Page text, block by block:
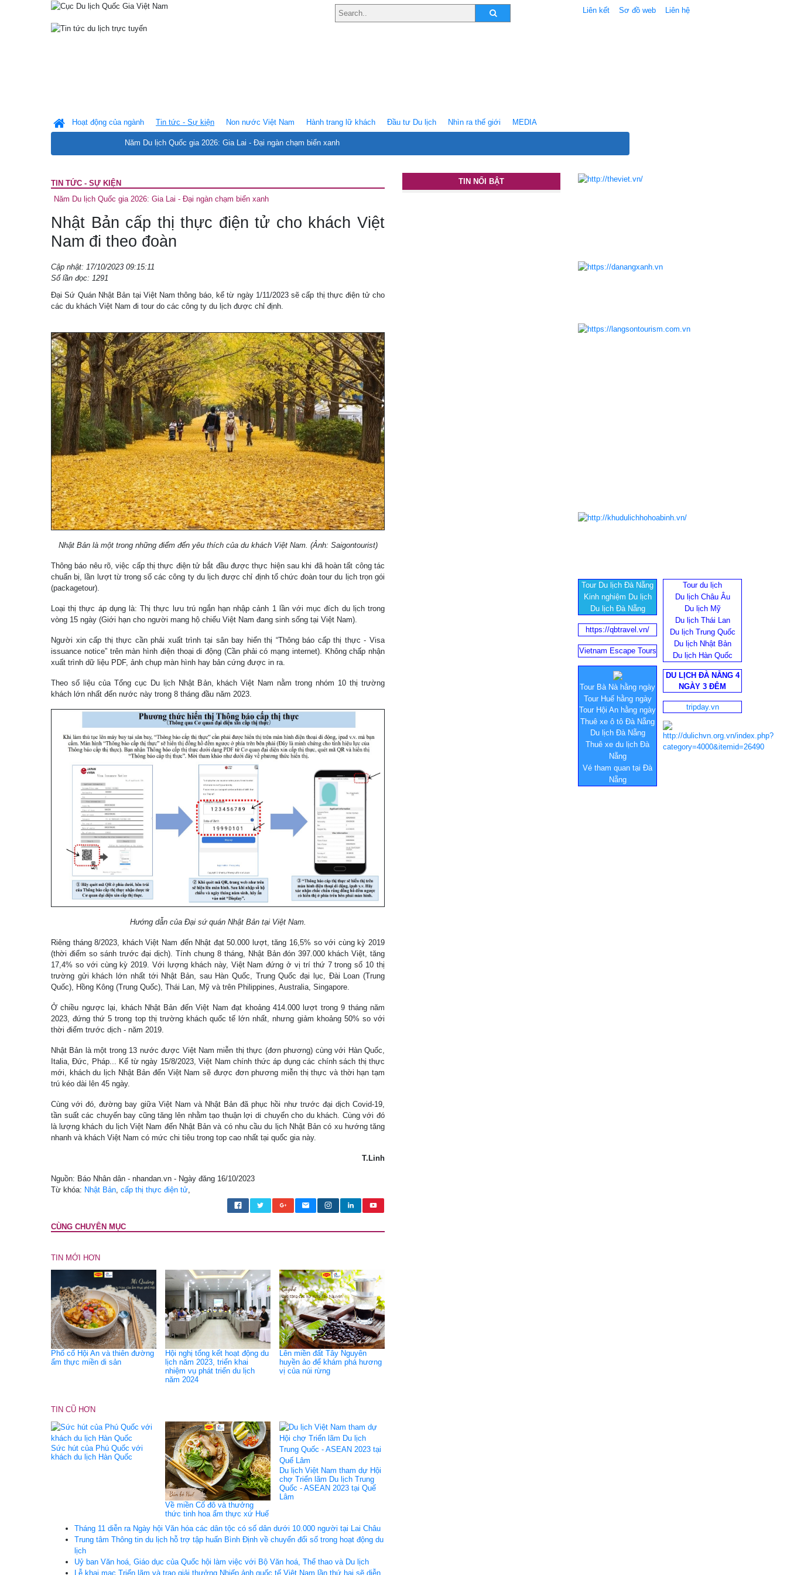
Liên kết Sơ đồ web Liên hệ
Hoạt động của ngành Tin tức - Sự kiện
Năm Du lịch Quốc gia 2026: Gia Lai - Đại ngàn chạm biển xanh
Non nước Việt Nam Hành trang lữ khách Ðầu tư Du lịch Nhìn ra thế giới MEDIA
TIN TỨC - SỰ KIỆN
Năm Du lịch Quốc gia 2026: Gia Lai - Đại ngàn chạm biển xanh
Nhật Bản cấp thị thực điện tử cho khách Việt
Nam đi theo đoàn
Cập nhật: 17/10/2023 09:15:11
Số lần đọc: 1291
Đại Sứ Quán Nhật Bản tại Việt Nam thông báo, kể từ ngày 1/11/2023 sẽ cấp thị thực điện tử cho
các du khách Việt Nam đi tour do các công ty du lịch được chỉ định.
Nhật Bản là một trong những điểm đến yêu thích của du khách Việt Nam. (Ảnh: Saigontourist)
Thông báo nêu rõ, việc cấp thị thực điện tử bắt đầu được thực hiện sau khi đã hoàn tất công tác
chuẩn bị, lần lượt từ trong số các công ty du lịch được chỉ định tổ chức đoàn tour du lịch trọn gói
(packagetour).
Loại thị thực áp dụng là: Thị thực lưu trú ngắn hạn nhập cảnh 1 lần với mục đích du lịch trong
vòng 15 ngày (Giới hạn cho người mang hộ chiếu Việt Nam đang sinh sống tại Việt Nam).
Người xin cấp thị thực cần phải xuất trình tại sân bay hiển thị “Thông báo cấp thị thực - Visa
issuance notice” trên màn hình điện thoại di động (Cần phải có mạng internet). Không chấp nhận
xuất trình dữ liệu PDF, ảnh chụp màn hình hay bản cứng được in ra.
Theo số liệu của Tổng cục Du lịch Nhật Bản, khách Việt Nam nằm trong nhóm 10 thị trường
khách lớn nhất đến nước này trong 8 tháng đầu năm 2023.
Hướng dẫn của Đại sứ quán Nhật Bản tại Việt Nam.
Riêng tháng 8/2023, khách Việt Nam đến Nhật đạt 50.000 lượt, tăng 16,5% so với cùng kỳ 2019
(thời điểm so sánh trước đại dịch). Tính chung 8 tháng, Nhật Bản đón 397.000 khách Việt, tăng
17,4% so với cùng kỳ 2019. Với lượng khách này, Việt Nam đứng ở vị trí thứ 7 trong số 10 thị
trường gửi khách lớn nhất tới Nhật Bản, sau Hàn Quốc, Trung Quốc đại lục, Đài Loan (Trung
Quốc), Hồng Kông (Trung Quốc), Thái Lan, Mỹ và trên Philippines, Australia, Singapore.
Ở chiều ngược lại, khách Nhật Bản đến Việt Nam đạt khoảng 414.000 lượt trong 9 tháng năm
2023, đứng thứ 5 trong top thị trường khách quốc tế lớn nhất, nhưng giảm khoảng 50% so với
thời điểm trước dịch - năm 2019.
Nhật Bản là một trong 13 nước được Việt Nam miễn thị thực (đơn phương) cùng với Hàn Quốc,
Italia, Đức, Pháp... Kể từ ngày 15/8/2023, Việt Nam chính thức áp dụng các chính sách thị thực
mới, khách du lịch Nhật Bản đến Việt Nam sẽ được đơn phương miễn thị thực và thời hạn tạm
trú kéo dài lên 45 ngày.
Cùng với đó, đường bay giữa Việt Nam và Nhật Bản đã phục hồi như trước đại dịch Covid-19,
tần suất các chuyến bay cũng tăng lên nhằm tạo thuận lợi di chuyển cho du khách. Cùng với đó
là lượng khách du lịch Việt Nam đến Nhật Bản và có nhu cầu du lịch Nhật Bản có xu hướng tăng
nhanh và khách Việt Nam có mức chi tiêu trong top cao nhất tại quốc gia này.
T.Linh
Nguồn: Báo Nhân dân - nhandan.vn - Ngày đăng 16/10/2023
Từ khóa: Nhật Bản, cấp thị thực điện tử,
CÙNG CHUYÊN MỤC
TIN MỚI HƠN
Phố cổ Hội An và thiên đường
ẩm thực miền di sản
Hội nghị tổng kết hoạt động du
lịch năm 2023, triển khai
nhiệm vụ phát triển du lịch
năm 2024
Lên miền đất Tây Nguyên
huyền ảo để khám phá hương
vị của núi rừng
TIN CŨ HƠN
Sức hút của Phú Quốc với
khách du lịch Hàn Quốc
Về miền Cố đô và thưởng
thức tinh hoa ẩm thực xứ Huế
Du lịch Việt Nam tham dự Hội
chợ Triển lãm Du lịch Trung
Quốc - ASEAN 2023 tại Quế
Lâm
Tháng 11 diễn ra Ngày hội Văn hóa các dân tộc có số dân dưới 10.000 người tại Lai Châu
Trung tâm Thông tin du lịch hỗ trợ tập huấn Bình Định về chuyển đổi số trong hoạt động du
lịch
Uỷ ban Văn hoá, Giáo dục của Quốc hội làm việc với Bộ Văn hoá, Thể thao và Du lịch
Lễ khai mạc Triển lãm và trao giải thưởng Nhiếp ảnh quốc tế Việt Nam lần thứ hai sẽ diễn
TIN NỔI BẬT
Tour Du lịch Đà Nẵng
Kinh nghiệm Du lịch
Du lịch Đà Nẵng
Tour du lịch
Du lịch Châu Âu
Du lịch Mỹ
Du lịch Thái Lan
Du lịch Trung Quốc
Du lịch Nhật Bản
Du lịch Hàn Quốc
https://qbtravel.vn/
Vietnam Escape Tours
Tour Bà Nà hằng ngày
Tour Huế hằng ngày
Tour Hội An hằng ngày
Thuê xe ô tô Đà Nẵng
Du lịch Đà Nẵng
Thuê xe du lịch Đà
Nẵng
Vé tham quan tại Đà
Nẵng
DU LỊCH ĐÀ NẴNG 4
NGÀY 3 ĐÊM
tripday.vn